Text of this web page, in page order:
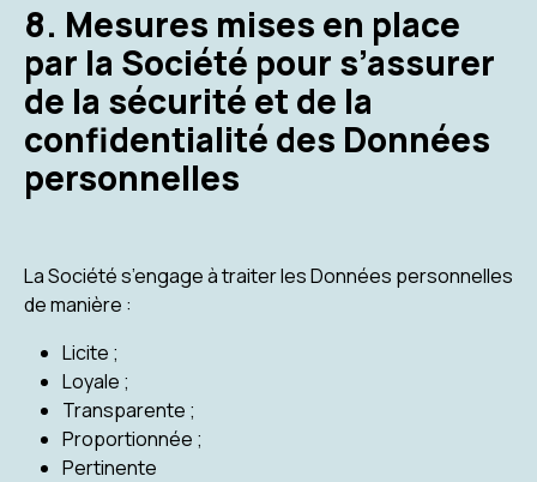
8. Mesures mises en place
par la Société pour s’assurer
de la sécurité et de la
confidentialité des Données
personnelles
La Société s’engage à traiter les Données personnelles
de manière :
Licite ;
Loyale ;
Transparente ;
Proportionnée ;
Pertinente